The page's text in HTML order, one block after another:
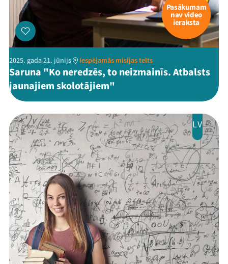
Pasākumam
nav video
ieraksta
2025. gada 21. jūnijs Iespējamās misijas telts
Saruna "Ko neredzēs, to neizmainīs. Atbalsts
jaunajiem skolotājiem"
LV